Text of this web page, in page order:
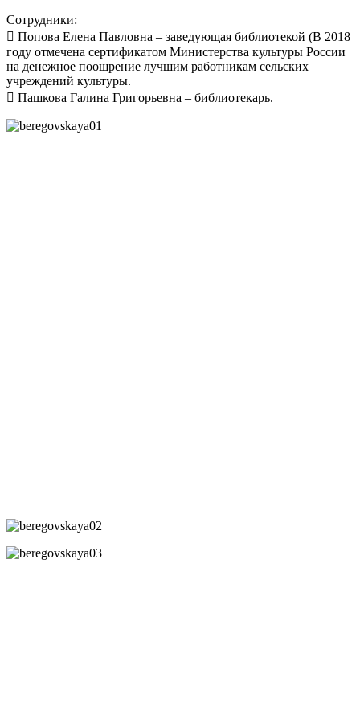
Сотрудники:
 Попова Елена Павловна – заведующая библиотекой (В 2018
году отмечена сертификатом Министерства культуры России
на денежное поощрение лучшим работникам сельских
учреждений культуры.
 Пашкова Галина Григорьевна – библиотекарь.